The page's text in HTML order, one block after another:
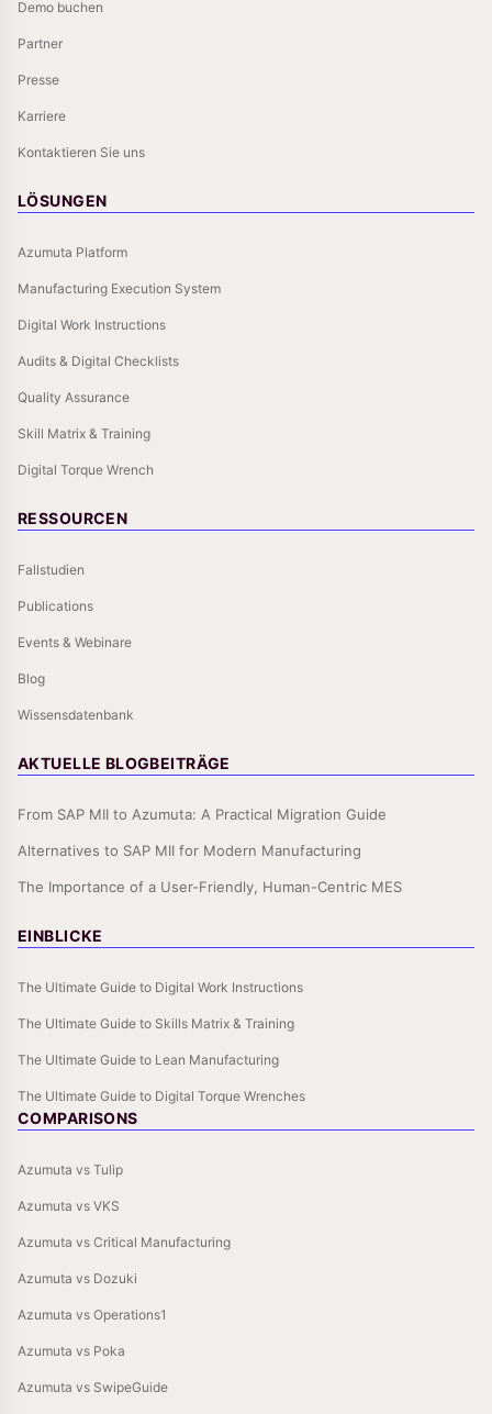
Demo buchen
Partner
Presse
Karriere
Kontaktieren Sie uns
LÖSUNGEN
Azumuta Platform
Manufacturing Execution System
Digital Work Instructions
Audits & Digital Checklists
Quality Assurance
Skill Matrix & Training
Digital Torque Wrench
RESSOURCEN
Fallstudien
Publications
Events & Webinare
Blog
Wissensdatenbank
AKTUELLE BLOGBEITRÄGE
From SAP MII to Azumuta: A Practical Migration Guide
Alternatives to SAP MII for Modern Manufacturing
The Importance of a User-Friendly, Human-Centric MES
EINBLICKE
The Ultimate Guide to Digital Work Instructions
The Ultimate Guide to Skills Matrix & Training
The Ultimate Guide to Lean Manufacturing
The Ultimate Guide to Digital Torque Wrenches
COMPARISONS
Azumuta vs Tulip
Azumuta vs VKS
Azumuta vs Critical Manufacturing
Azumuta vs Dozuki
Azumuta vs Operations1
Azumuta vs Poka
Azumuta vs SwipeGuide